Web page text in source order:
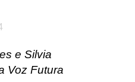
e Silvia
Voz Futura